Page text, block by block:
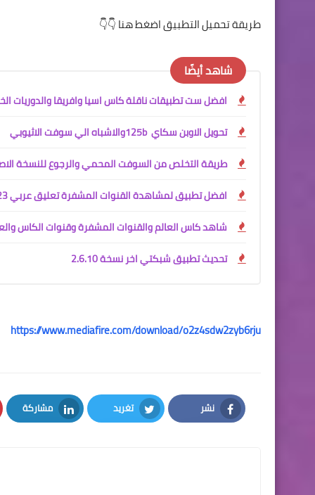
طريقة تحميل التطبيق اضغط هنا 👇👇
شاهد أيضًا
افضل ست تطبيقات ناقلة كاس اسيا وافريقا والدوريات
تحويل الاوبن سكاي 125b ‎والاشباه ‏الي ‏سوفت ‏الاثيوبي
طريقة التخلص من السوفت المحمي والرجوع للنسخة
افضل تطبيق لمشاهدة القنوات المشفرة تعليق عربي 2023 سريع
شاهد كاس العالم والقنوات المشفرة وقنوات الكاس
تحديث تطبيق شبكتي اخر نسخة 2.6.10
https://www.mediafire.com/download/o2z4sdw2zyb6rju
نشر
Facebook
تغريد
Twitter
مشاركة
LinkedIn